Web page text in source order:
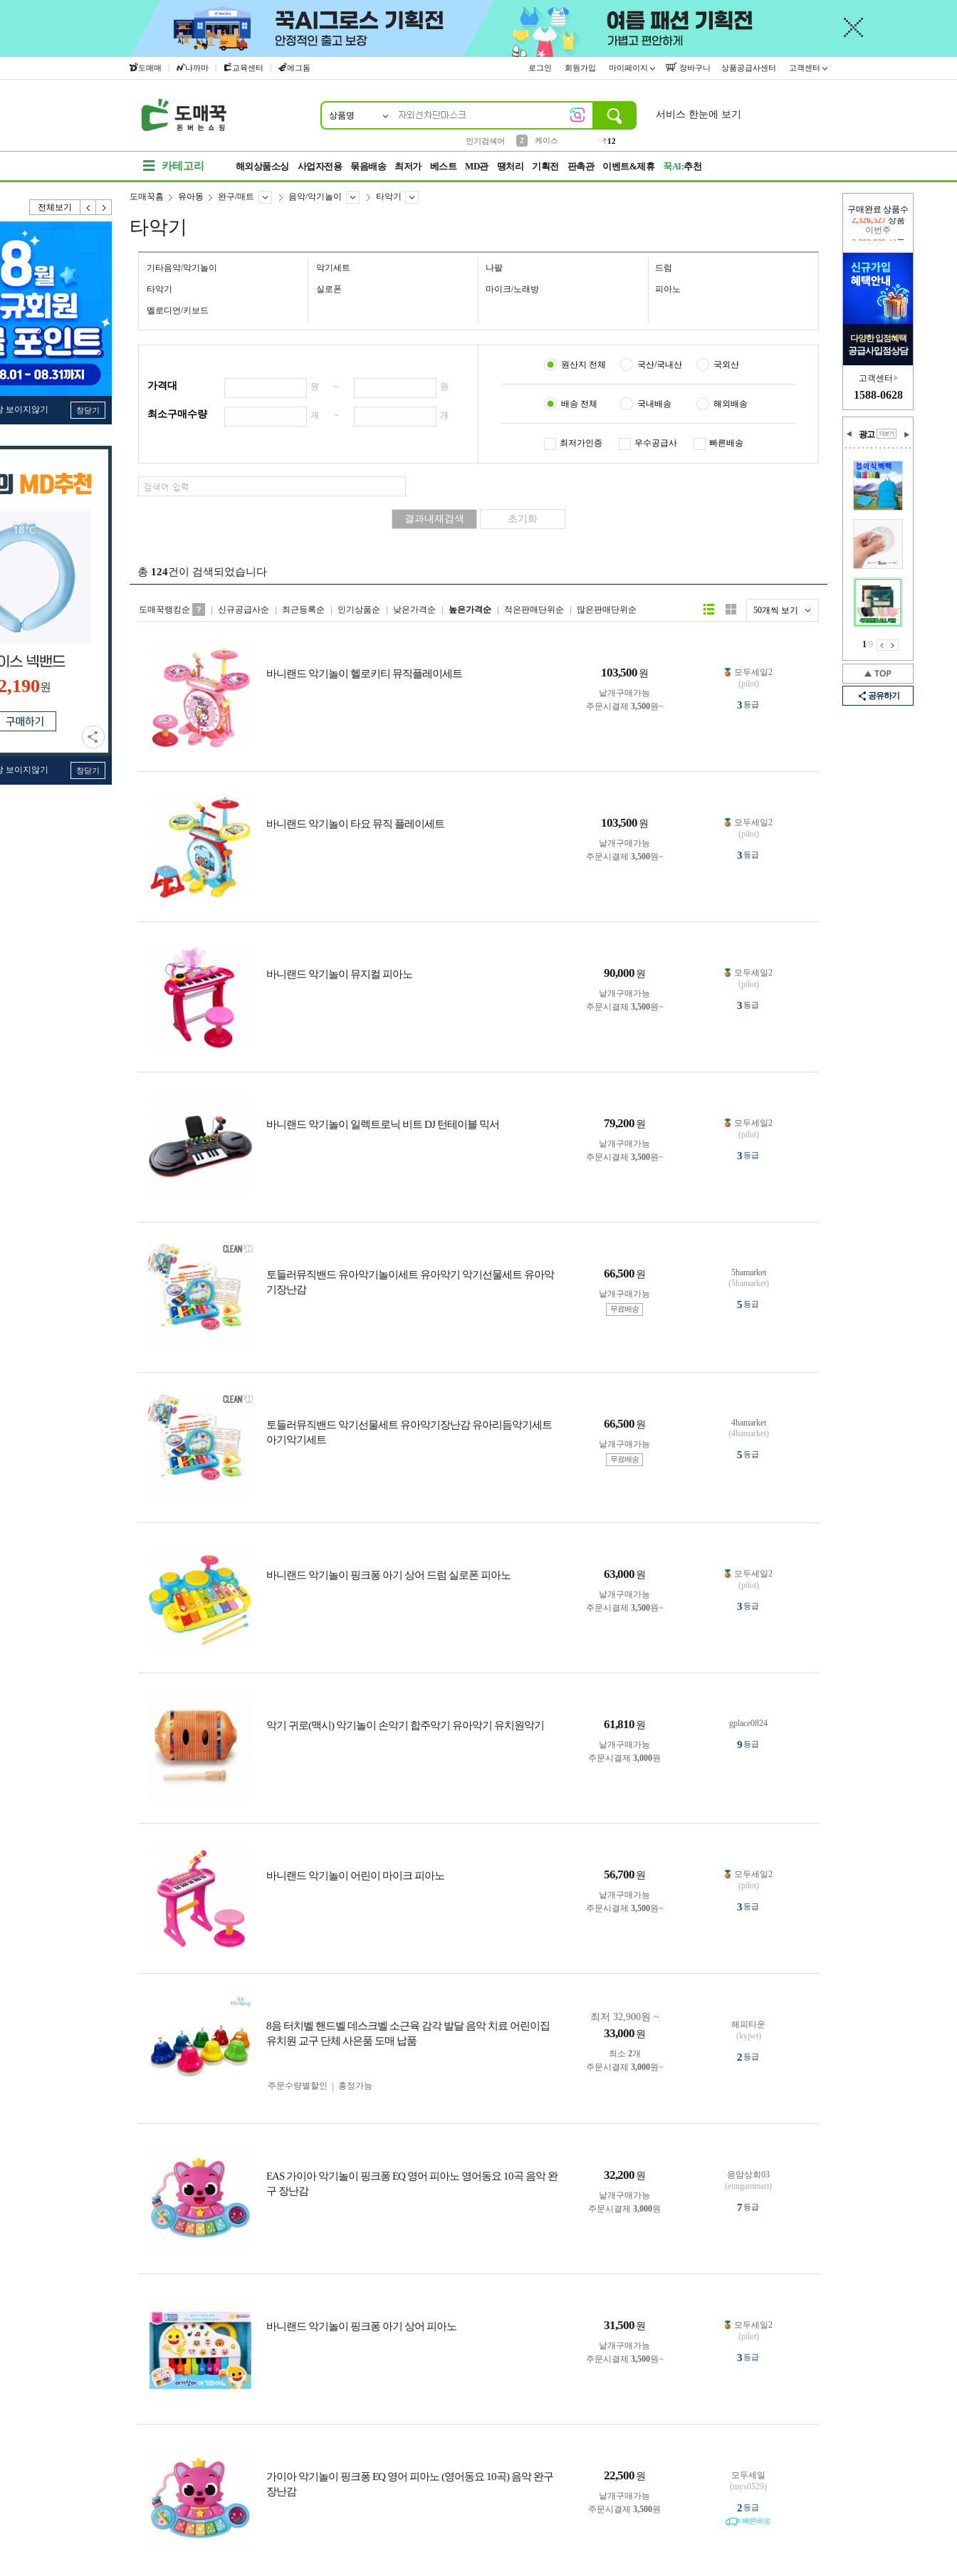
도매매 | 나까마 | 교육센터 | 에그돔 로그인 회원가입 마이페이지 장바구니 상품공급사센터 고객센터
상품명
인기검색어
2
케이스
12
서비스 한눈에 보기
카테고리 해외상품소싱 사업자전용 묶음배송 최저가 베스트 MD관 땡처리 기획전 판촉관 이벤트&제휴 꾹AI:추천
전체보기
보이지않기 창닫기
원
보이지않기 창닫기
구매완료 상품수
이번주
2,282,829
다양한 입점혜택
공급사입점상담
고객센터
1588-0628
광고
1/9
공유하기
도매꾹홈 유아동 완구/매트 음악/악기놀이 타악기
타악기
기타음악/악기놀이 악기세트 나팔 드럼
타악기 실로폰 마이크/노래방 피아노
멜로디언/키보드
가격대 원 ~ 원
최소구매수량 개 ~ 개
원산지 전체 국산/국내산 국외산
배송 전체 국내배송 해외배송
최저가인증 우수공급사 빠른배송
총 124건이 검색되었습니다
도매꾹랭킹순 신규공급사순 최근등록순 인기상품순 낮은가격순 높은가격순 적은판매단위순 많은판매단위순 50개씩 보기
리스트형갤러리형
바니랜드 악기놀이 헬로키티 뮤직플레이세트 103,500 원
낱개구매가능
주문시결제 3,500원~
모두세일2
(pilot)
3등급
바니랜드 악기놀이 타요 뮤직 플레이세트 103,500 원
낱개구매가능
주문시결제 3,500원~
모두세일2
(pilot)
3등급
바니랜드 악기놀이 뮤지컬 피아노 90,000 원
낱개구매가능
주문시결제 3,500원~
모두세일2
(pilot)
3등급
바니랜드 악기놀이 일렉트로닉 비트 DJ 턴테이블 믹서 79,200 원
낱개구매가능
주문시결제 3,500원~
모두세일2
(pilot)
3등급
토들러뮤직밴드 유아악기놀이세트 유아악기 악기선물세트 유아악
기장난감
66,500 원
낱개구매가능
무료배송
5hamarket
(5hamarket)
5등급
토들러뮤직밴드 악기선물세트 유아악기장난감 유아리듬악기세트
아기악기세트
66,500 원
낱개구매가능
무료배송
4hamarket
(4hamarket)
5등급
바니랜드 악기놀이 핑크퐁 아기 상어 드럼 실로폰 피아노 63,000 원
낱개구매가능
주문시결제 3,500원~
모두세일2
(pilot)
3등급
악기 귀로(맥시) 악기놀이 손악기 합주악기 유아악기 유치원악기 61,810 원
낱개구매가능
주문시결제 3,000원
gplace0824
9등급
바니랜드 악기놀이 어린이 마이크 피아노 56,700 원
낱개구매가능
주문시결제 3,500원~
모두세일2
(pilot)
3등급
8음 터치벨 핸드벨 데스크벨 소근육 감각 발달 음악 치료 어린이집
유치원 교구 단체 사은품 도매 납품
최저 32,900원 ~
33,000 원
최소 2개
주문시결제 3,000원~
주문수량별할인
흥정가능
해피타운
(kyjwt)
2등급
EAS 가이아 악기놀이 핑크퐁 EQ 영어 피아노 영어동요 10곡 음악 완
구 장난감
32,200 원
낱개구매가능
주문시결제 3,000원
응암상회03
(eungammart)
7등급
바니랜드 악기놀이 핑크퐁 아기 상어 피아노 31,500 원
낱개구매가능
주문시결제 3,500원~
모두세일2
(pilot)
3등급
가이아 악기놀이 핑크퐁 EQ 영어 피아노 (영어동요 10곡) 음악 완구
장난감
22,500 원
낱개구매가능
주문시결제 3,500원
모두세일
(mys0529)
2등급
빠른배송